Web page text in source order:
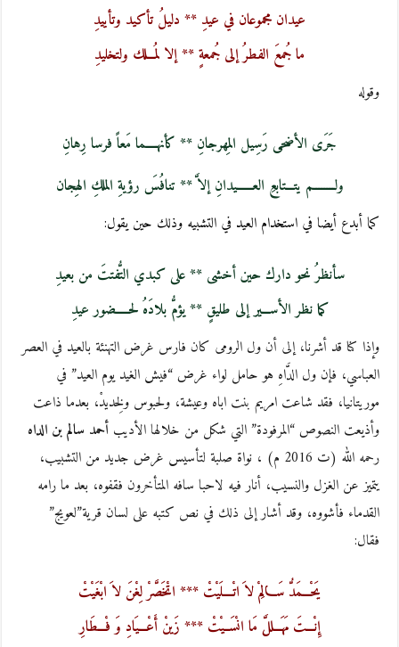
عيدان مجموعان في عيدِ ** دليلُ تأكيد وتأييدِ
ما جُمعَ الفطرُ إلى جُمعةٍ ** إلا لمُـــلك ولتخليدِ
وقوله
جَرَى الأضحى رَسِيل المِهرجانِ ** كأنهــــما مَعاً فرسا رِهانِ
ولــــــــم يتـــتابعِ العــــــيدانِ إلاَّ ** تنافُسَ رؤيةِ الملكِ الهِجان
كما أبدع أيضا في استخدام العيد في التشبيه وذلك حين يقول:
سأنظرُ نحو دارك حين أخشى ** على كبدي التُّفتتَ من بعيدِ
كما نظر الأســـير إلى طليقٍ ** يؤمُّ بلادَهُ لحـــــضور عيدِ
وإذا كنا قد أشرنا، إلى أن ول الرومى كان فارس غرض التهنئة بالعيد في العصر
العباسي، فإن ول الدَّاهِ هو حامل لواء غرض “فيش الغيد يوم العيد” في
موريتانيا، فقد شاعت امريم بنت اباه وعيشة، ولحبوس ولِخديدْ، بعدما ذاعت
وأذيعت النصوص “المرفودة” التي شكل من خلالها الأديبأحمد سالم بن الداه
رحمه الله (ت 2016 م) ، نواة صلبة لتأسيس غرض جديد من التشبيب،
يتميز عن الغزل والنسيب، أنار فيه لاحبا سافه المتأخرون فقفوه، بعد ما رامه
القدماء فأشووه، وقد أشار إلى ذلك في نص كتبه على لسان قرية”لعويج”
فقال:
يَحْـــمَدُّ سَـــالِمْ لاَ اتْــــلَيْتْ *** اتْخَصَّرْ لِغْنَ لاَ ابْغَيْتْ
إِنْـــتَ مَهَـــللَّ مَا انْسَــيْتْ *** زَينْ أَعْـــيَادِ وَ فْـــطَارِ